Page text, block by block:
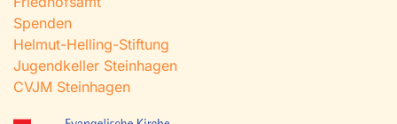
Spenden
Helmut-Helling-Stiftung
Jugendkeller Steinhagen
CVJM Steinhagen